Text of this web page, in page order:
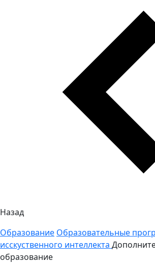
Назад
Образование Образовательные
исскуственного интеллекта
образование